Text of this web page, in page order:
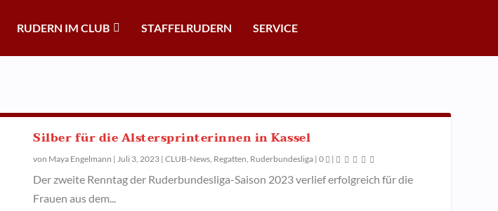
RUDERN IM CLUB STAFFELRUDERN SERVICE
Silber für die Alstersprinterinnen in Kassel
von Maya Engelmann | Juli 3, 2023 | CLUB-News, Regatten, Ruderbundesliga | 0 |
Der zweite Renntag der Ruderbundesliga-Saison 2023 verlief erfolgreich für die
Frauen aus dem...